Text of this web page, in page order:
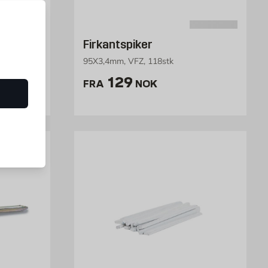
mm
/stk
Firkantspiker
95X3,4mm, VFZ, 118stk
FRA Pris 129 NOK /stk
129 NOK